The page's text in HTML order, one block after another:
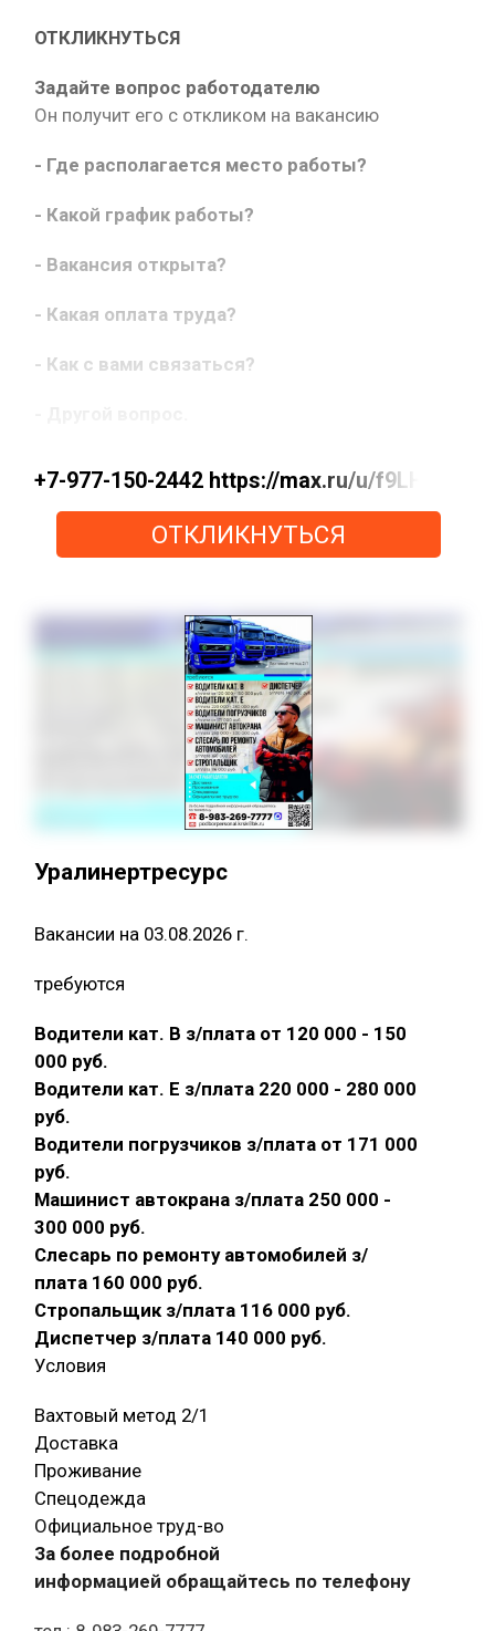
ОТКЛИКНУТЬСЯ
Задайте вопрос работодателю
Он получит его с откликом на вакансию
- Где располагается место работы?
- Какой график работы?
- Вакансия открыта?
- Какая оплата труда?
- Как с вами связаться?
+7-977-150-2442 https://max.ru/u/
ОТКЛИКНУТЬСЯ
Уралинертресурс
Вакансии на 03.08.2026 г.
требуются
Водители кат. В з/плата от 120 000 - 150
000 руб.
Водители кат. Е з/плата 220 000 - 280 000
руб.
Водители погрузчиков з/плата от 171 000
руб.
Машинист автокрана з/плата 250 000 -
300 000 руб.
Слесарь по ремонту автомобилей з/
плата 160 000 руб.
Стропальщик з/плата 116 000 руб.
Диспетчер з/плата 140 000 руб.
Условия
Вахтовый метод 2/1
Доставка
Проживание
Спецодежда
Официальное труд-во
За более подробной
информацией обращайтесь по телефону